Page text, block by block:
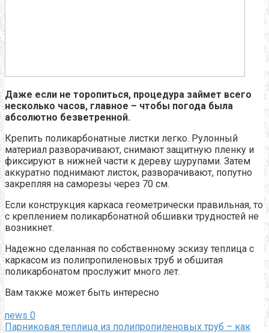
Даже если не торопиться, процедура займет всего
несколько часов, главное – чтобы погода была
абсолютно безветренной.
Крепить поликарбонатные листки легко. Рулонный
материал разворачивают, снимают защитную пленку и
фиксируют в нижней части к дереву шурупами. Затем
аккуратно поднимают листок, разворачивают, попутно
закрепляя на саморезы через 70 см.
Если конструкция каркаса геометрически правильная, то
с креплением поликарбонатной обшивки трудностей не
возникнет.
Надежно сделанная по собственному эскизу теплица с
каркасом из полипропиленовых труб и обшитая
поликарбонатом прослужит много лет.
Вам также может быть интересно
news 0
Парниковая теплица из полипропиленовых труб – как